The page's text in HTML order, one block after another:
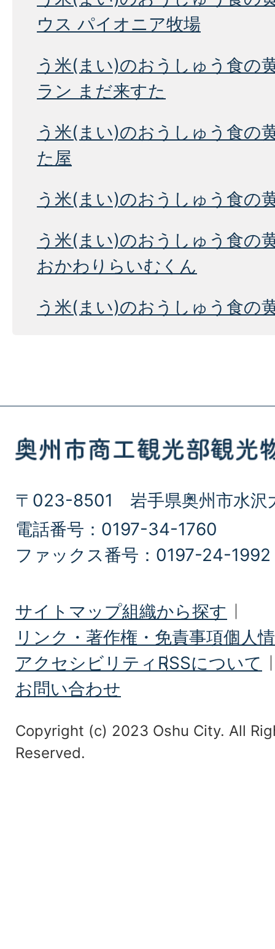
ウス パイオニア牧場
う米(まい)のおうしゅう食の
ラン まだ来すた
う米(まい)のおうしゅう食の
た屋
う米(まい)のおうしゅう食の
う米(まい)のおうしゅう食の
おかわりらいむくん
う米(まい)のおうしゅう食の
〒023-8501 岩手県奥州市水沢
電話番号：0197-34-1760
ファックス番号：0197-24-1992
サイトマップ組織から探す
リンク・著作権・免責事項個人
アクセシビリティ RSSについて
お問い合わせ
Copyright (c) 2023 Oshu City. All
Reserved.